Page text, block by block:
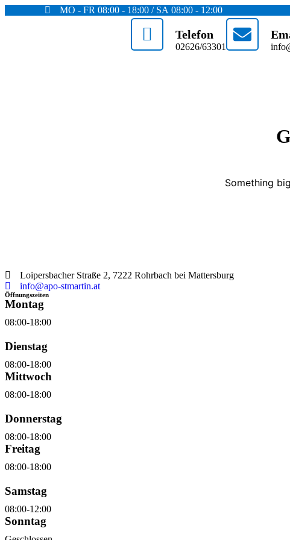
MO - FR 08:00 - 18:00 / SA 08:00 - 12:00
Telefon
02626/63301
Something
Loipersbacher Straße 2, 7222 Rohrbach bei Mattersburg
info@apo-stmartin.at
Öffnungszeiten
Montag
08:00-18:00
Dienstag
08:00-18:00
Mittwoch
08:00-18:00
Donnerstag
08:00-18:00
Freitag
08:00-18:00
Samstag
08:00-12:00
Sonntag